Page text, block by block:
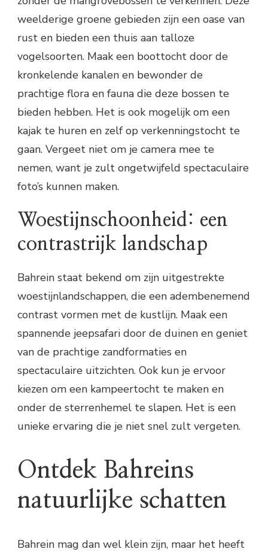
weelderige groene gebieden zijn een oase van
rust en bieden een thuis aan talloze
vogelsoorten. Maak een boottocht door de
kronkelende kanalen en bewonder de
prachtige flora en fauna die deze bossen te
bieden hebben. Het is ook mogelijk om een
kajak te huren en zelf op verkenningstocht te
gaan. Vergeet niet om je camera mee te
nemen, want je zult ongetwijfeld spectaculaire
foto’s kunnen maken.
Woestijnschoonheid: een
contrastrijk landschap
Bahrein staat bekend om zijn uitgestrekte
woestijnlandschappen, die een adembenemend
contrast vormen met de kustlijn. Maak een
spannende jeepsafari door de duinen en geniet
van de prachtige zandformaties en
spectaculaire uitzichten. Ook kun je ervoor
kiezen om een kampeertocht te maken en
onder de sterrenhemel te slapen. Het is een
unieke ervaring die je niet snel zult vergeten.
Ontdek Bahreins
natuurlijke schatten
Bahrein mag dan wel klein zijn, maar het heeft